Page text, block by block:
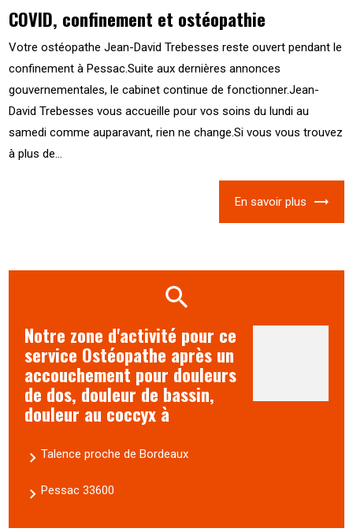
COVID, confinement et ostéopathie
Votre ostéopathe Jean-David Trebesses reste ouvert pendant le
confinement à Pessac.Suite aux dernières annonces
gouvernementales, le cabinet continue de fonctionner.Jean-
David Trebesses vous accueille pour vos soins du lundi au
samedi comme auparavant, rien ne change.Si vous vous trouvez
à plus de...
En savoir plus
Notre zone d'activité pour ce
service Ostéopathe après un
accouchement pour douleurs
de dos, douleur de bassin,
douleur au coccyx à
Talence proche de Bordeaux
Pessac 33600